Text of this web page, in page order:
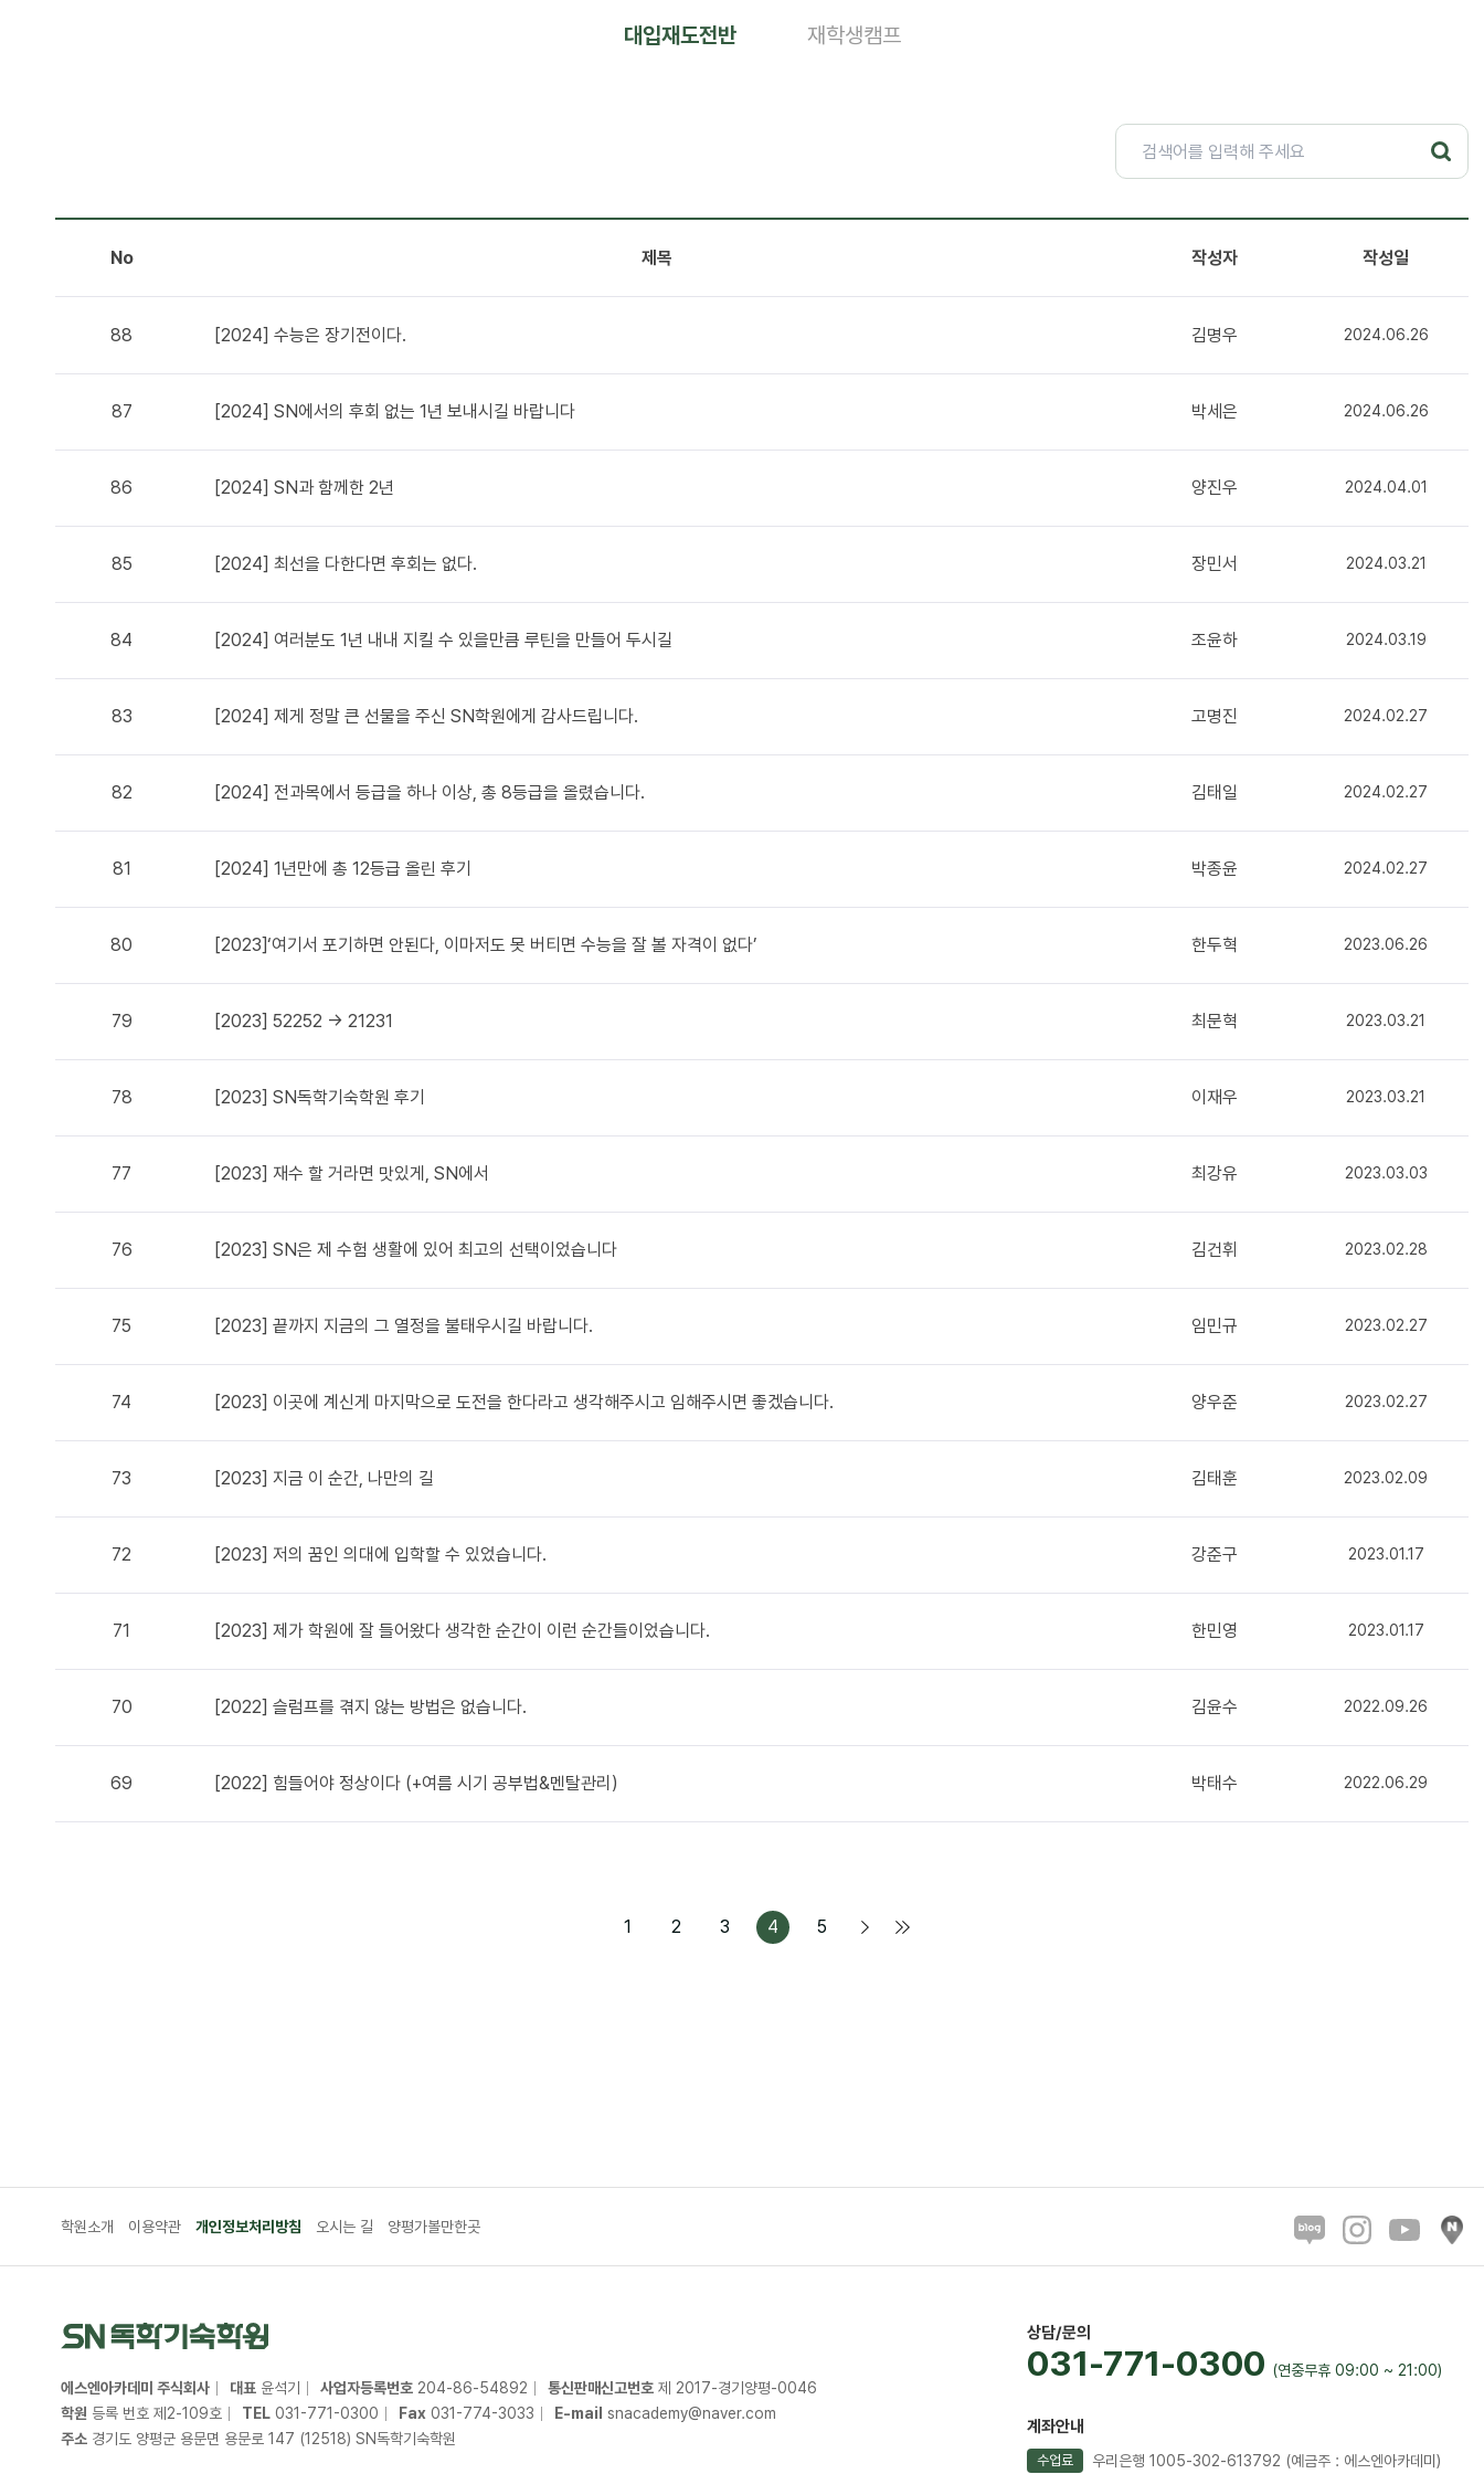
대입재도전반 재학생캠프
No 제목 작성자 작성일
88 [2024] 수능은 장기전이다. 김명우 2024.06.26
87 [2024] SN에서의 후회 없는 1년 보내시길 바랍니다 박세은 2024.06.26
86 [2024] SN과 함께한 2년 양진우 2024.04.01
85 [2024] 최선을 다한다면 후회는 없다. 장민서 2024.03.21
84 [2024] 여러분도 1년 내내 지킬 수 있을만큼 루틴을 만들어 두시길 조윤하 2024.03.19
83 [2024] 제게 정말 큰 선물을 주신 SN학원에게 감사드립니다. 고명진 2024.02.27
82 [2024] 전과목에서 등급을 하나 이상, 총 8등급을 올렸습니다. 김태일 2024.02.27
81 [2024] 1년만에 총 12등급 올린 후기 박종윤 2024.02.27
80 [2023]‘여기서 포기하면 안된다, 이마저도 못 버티면 수능을 잘 볼 자격이 없다’ 한두혁 2023.06.26
79 [2023] 52252 -> 21231 최문혁 2023.03.21
78 [2023] SN독학기숙학원 후기 이재우 2023.03.21
77 [2023] 재수 할 거라면 맛있게, SN에서 최강유 2023.03.03
76 [2023] SN은 제 수험 생활에 있어 최고의 선택이었습니다 김건휘 2023.02.28
75 [2023] 끝까지 지금의 그 열정을 불태우시길 바랍니다. 임민규 2023.02.27
74 [2023] 이곳에 계신게 마지막으로 도전을 한다라고 생각해주시고 임해주시면 좋겠습니다. 양우준 2023.02.27
73 [2023] 지금 이 순간, 나만의 길 김태훈 2023.02.09
72 [2023] 저의 꿈인 의대에 입학할 수 있었습니다. 강준구 2023.01.17
71 [2023] 제가 학원에 잘 들어왔다 생각한 순간이 이런 순간들이었습니다. 한민영 2023.01.17
70 [2022] 슬럼프를 겪지 않는 방법은 없습니다. 김윤수 2022.09.26
69 [2022] 힘들어야 정상이다 (+여름 시기 공부법&멘탈관리) 박태수 2022.06.29
1 2 3 4 5
학원소개 이용약관 개인정보처리방침 오시는 길 양평가볼만한곳
상담/문의
031-771-0300 (연중무휴 09:00 ~ 21:00)
계좌안내
수업료 우리은행 1005-302-613792 (예금주 : 에스엔아카데미)
에스엔아카데미 주식회사 대표 윤석기 사업자등록번호 204-86-54892 통신판매신고번호 제 2017-경기양평-0046
학원 등록 번호 제2-109호 TEL 031 -771 -0300 Fax 031 -774-3033 E-mail snacademy@naver.com
주소 경기도 양평군 용문면 용문로 147 (12518) SN독학기숙학원